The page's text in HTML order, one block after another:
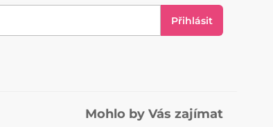
Přihlásit
Mohlo by Vás zajímat